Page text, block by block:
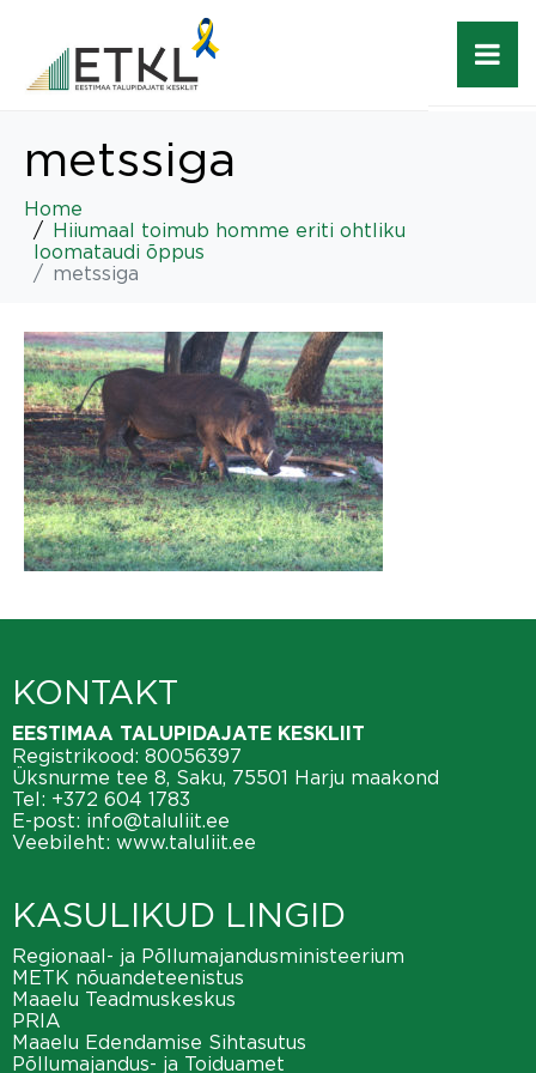
metssiga
Home
Hiiumaal toimub homme eriti ohtliku
loomataudi õppus
metssiga
KONTAKT
EESTIMAA TALUPIDAJATE KESKLIIT
Registrikood: 80056397
Üksnurme tee 8, Saku, 75501 Harju maakond
Tel: +372 604 1783
E-post: info@taluliit.ee
Veebileht: www.taluliit.ee
KASULIKUD LINGID
Regionaal- ja Põllumajandusministeerium
METK nõuandeteenistus
Maaelu Teadmuskeskus
PRIA
Maaelu Edendamise Sihtasutus
Põllumajandus- ja Toiduamet